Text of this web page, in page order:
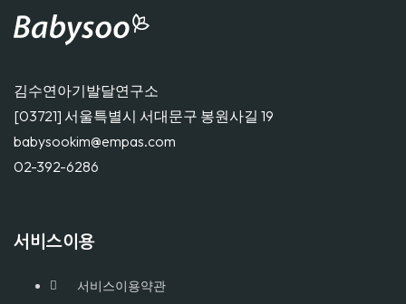
김수연아기발달연구소
[03721] 서울특별시 서대문구 봉원사길 19
babysookim@empas.com
02-392-6286
서비스이용
서비스이용약관